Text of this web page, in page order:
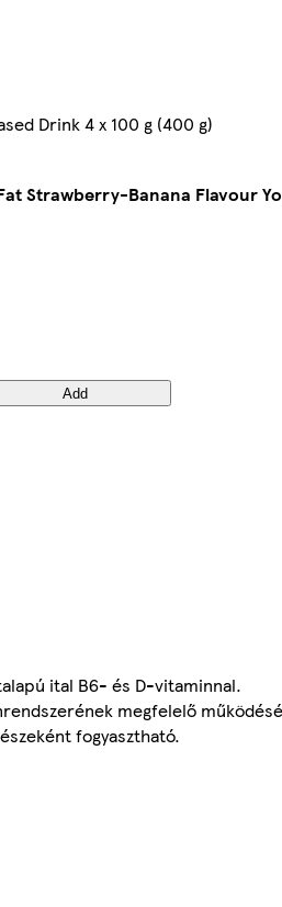
Drink 4 x 100 g (400 g)
Strawberry-Banana Flavour
Add
ital B6- és D-vitaminnal.
megfelelő
fogyasztható.